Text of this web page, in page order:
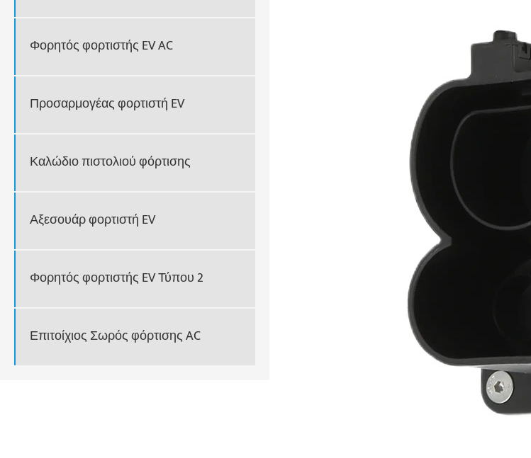
Φορητός φορτιστής EV AC
Προσαρμογέας φορτιστή EV
Καλώδιο πιστολιού φόρτισης
Αξεσουάρ φορτιστή EV
Φορητός φορτιστής EV Τύπου 2
Επιτοίχιος Σωρός φόρτισης AC